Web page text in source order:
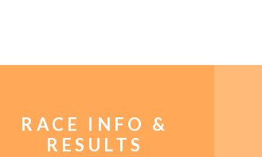
RACE INFO &
RESULTS